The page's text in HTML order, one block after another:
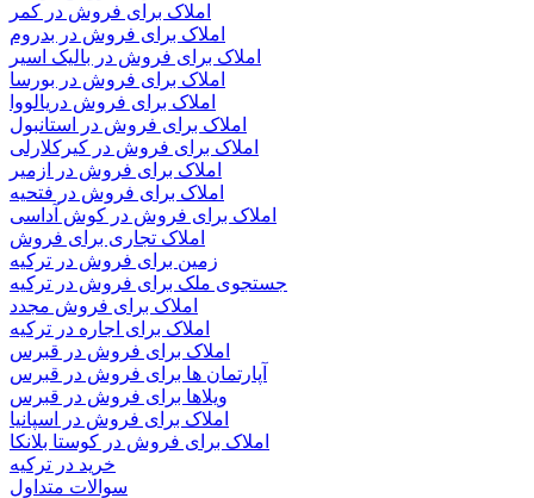
املاک برای فروش در کمر
املاک برای فروش در بدروم
املاک برای فروش در بالیک اسیر
املاک برای فروش در بورسا
املاک برای فروش دریالووا
املاک برای فروش در استانبول
املاک برای فروش در کیرکلارلی
املاک برای فروش در ازمیر
املاک برای فروش در فتحیه
املاک برای فروش در کوش آداسی
املاک تجاری برای فروش
زمین برای فروش در ترکیه
جستجوی ملک برای فروش در ترکیه
املاک برای فروش مجدد
املاک برای اجاره در ترکیه
املاک برای فروش در قبرس
آپارتمان ها برای فروش در قبرس
ویلاها برای فروش در قبرس
املاک برای فروش در اسپانیا
املاک برای فروش در کوستا بلانکا
خرید در ترکیه
سوالات متداول